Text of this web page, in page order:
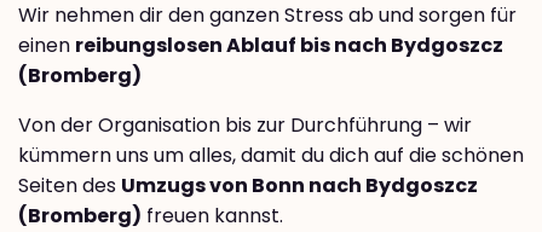
Wir nehmen dir den ganzen Stress ab und sorgen für
einen reibungslosen Ablauf bis nach Bydgoszcz
(Bromberg)
Von der Organisation bis zur Durchführung – wir
kümmern uns um alles, damit du dich auf die schönen
Seiten des Umzugs von Bonn nach Bydgoszcz
(Bromberg) freuen kannst.